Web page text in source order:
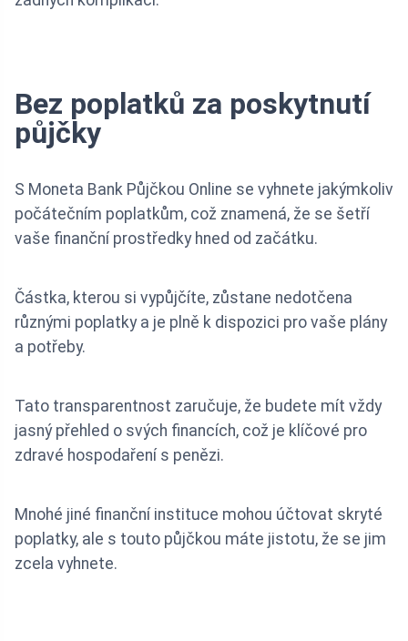
Bez poplatků za poskytnutí
půjčky
S Moneta Bank Půjčkou Online se vyhnete jakýmkoliv
počátečním poplatkům, což znamená, že se šetří
vaše finanční prostředky hned od začátku.
Částka, kterou si vypůjčíte, zůstane nedotčena
různými poplatky a je plně k dispozici pro vaše plány
a potřeby.
Tato transparentnost zaručuje, že budete mít vždy
jasný přehled o svých financích, což je klíčové pro
zdravé hospodaření s penězi.
Mnohé jiné finanční instituce mohou účtovat skryté
poplatky, ale s touto půjčkou máte jistotu, že se jim
zcela vyhnete.